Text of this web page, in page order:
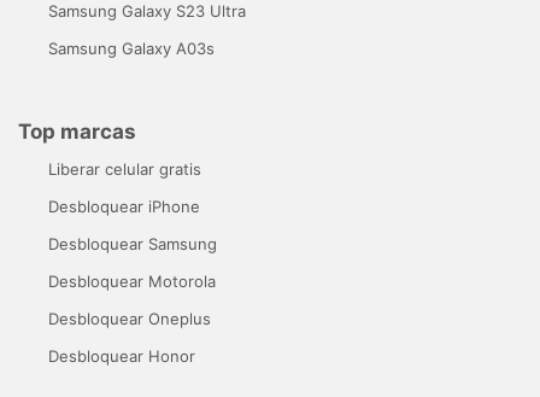
Samsung Galaxy S23 Ultra
Samsung Galaxy A03s
Top marcas
Liberar celular gratis
Desbloquear iPhone
Desbloquear Samsung
Desbloquear Motorola
Desbloquear Oneplus
Desbloquear Honor